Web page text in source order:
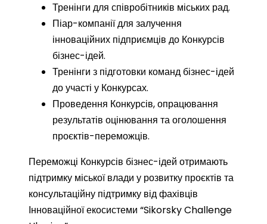
Тренінги для співробітників міських рад.
Піар-компанії для залучення
інноваційних підприємців до Конкурсів
бізнес-ідей.
Тренінги з підготовки команд бізнес-ідей
до участі у Конкурсах.
Проведення Конкурсів, опрацювання
результатів оцінювання та оголошення
проєктів-переможців.
Переможці Конкурсів бізнес-ідей отримають
підтримку міської влади у розвитку проєктів та
консультаційну підтримку від фахівців
Інноваційної екосистеми “Sikorsky Challenge